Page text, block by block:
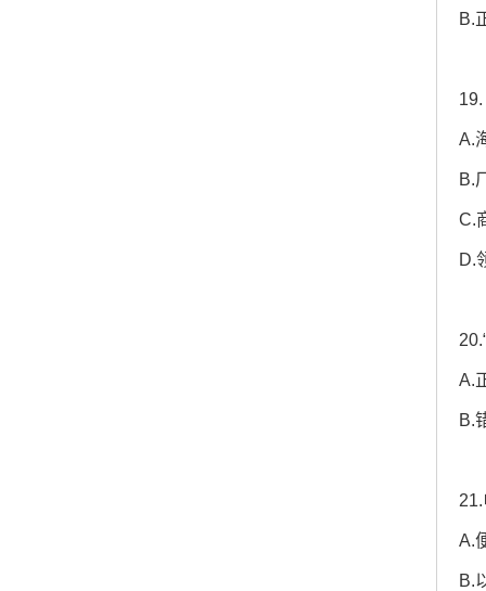
B.
A.
B.
C.
D.
A.
B.
A.
B.